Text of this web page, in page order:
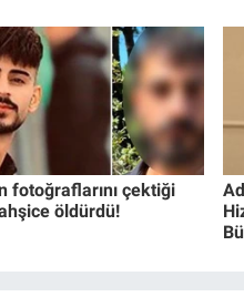
fotoğraflarını çektiği
öldürdü!